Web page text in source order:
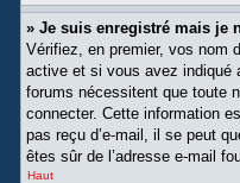
» Je suis enregistré mais je
Vérifiez, en premier, vos nom
active et si vous avez indiqué
forums nécessitent que toute
connecter. Cette information
pas reçu d’e-mail, il se peut
êtes sûr de l’adresse e-mail
Haut